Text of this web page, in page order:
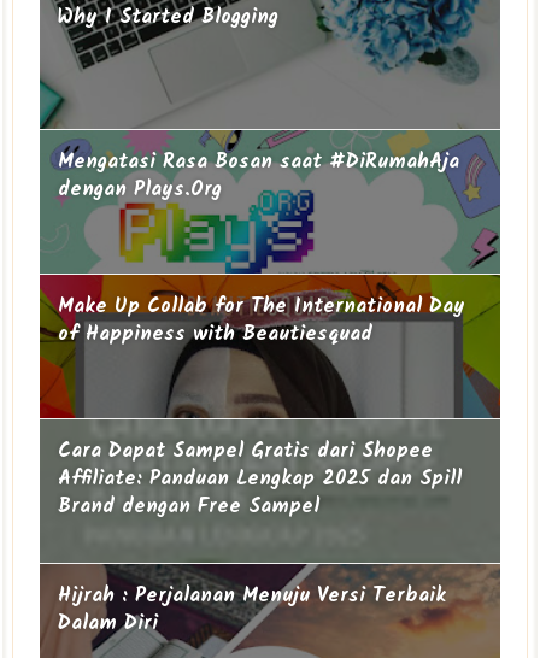
Why I Started Blogging
Mengatasi Rasa Bosan saat #DiRumahAja
dengan Plays.Org
Make Up Collab for The International Day
of Happiness with Beautiesquad
Cara Dapat Sampel Gratis dari Shopee
Affiliate: Panduan Lengkap 2025 dan Spill
Brand dengan Free Sampel
Hijrah : Perjalanan Menuju Versi Terbaik
Dalam Diri